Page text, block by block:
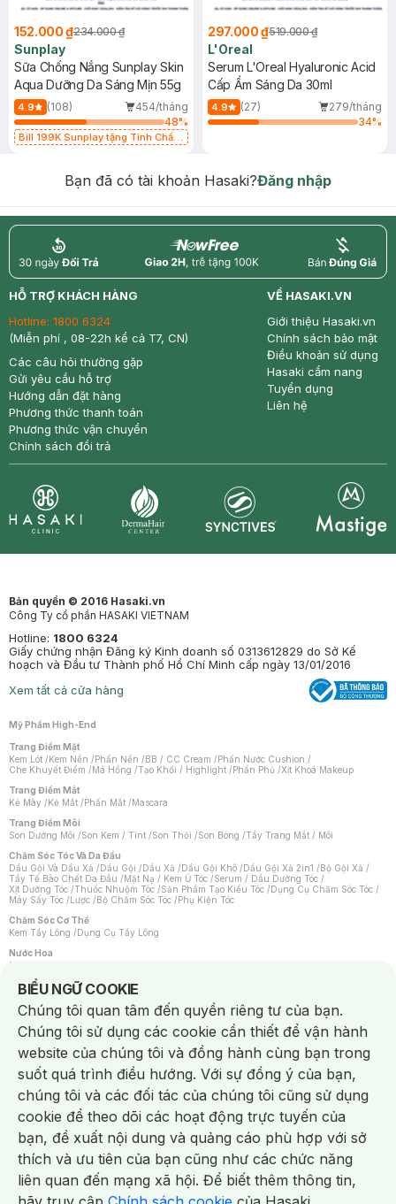
152.000 ₫234.000 ₫
Sunplay
Sữa Chống Nắng Sunplay Skin
Aqua Dưỡng Da Sáng Mịn 55g
4.9 (108)
454/tháng
48%
Bill 199K Sunplay tặng Tinh Chất
297.000 ₫519.000 ₫
L'Oreal
Serum L'Oreal Hyaluronic Acid
Cấp Ẩm Sáng Da 30ml
4.9 (27)
279/tháng
34%
NowFree 2H Giao Nhanh Miễn Phí 2H Xem chi tiết
Bạn đã có tài khoản Hasaki?Đăng nhập
return nowfree price
HỖ TRỢ KHÁCH HÀNG
Hotline: 1800 6324
(Miễn phí , 08-22h kể cả T7, CN)
Các câu hỏi thường gặp
Gửi yêu cầu hỗ trợ
Hướng dẫn đặt hàng
Phương thức thanh toán
Phương thức vận chuyển
Chính sách đổi trả
VỀ HASAKI.VN
Giới thiệu Hasaki.vn
Chính sách bảo mật
Điều khoản sử dụng
Hasaki cẩm nang
Tuyển dụng
Liên hệ
Bản quyền © 2016 Hasaki.vn
Công Ty cổ phần HASAKI VIETNAM
Hotline: 1800 6324
Giấy chứng nhận Đăng ký Kinh doanh số 0313612829 do Sở Kế
hoạch và Đầu tư Thành phố Hồ Chí Minh cấp ngày 13/01/2016
Xem tất cả cửa hàng
Mỹ Phẩm High-End
Trang Điểm Mặt
Kem Lót /Kem Nền /Phấn Nền /BB / CC Cream /Phấn Nước Cushion /
Che Khuyết Điểm /Má Hồng /Tạo Khối / Highlight /Phấn Phủ /Xịt Khoá Makeup
Trang Điểm Mắt
Kẻ Mày /Kẻ Mắt /Phấn Mắt /Mascara
Trang Điểm Môi
Son Dưỡng Môi /Son Kem / Tint /Son Thỏi /Son Bóng /Tẩy Trang Mắt / Môi
Chăm Sóc Tóc Và Da Đầu
Dầu Gội Và Dầu Xả /Dầu Gội /Dầu Xả /Dầu Gội Khô /Dầu Gội Xả 2in1 /Bộ Gội Xả /
Tẩy Tế Bào Chết Da Đầu /Mặt Nạ / Kem Ủ Tóc /Serum / Dầu Dưỡng Tóc /
Xịt Dưỡng Tóc /Thuốc Nhuộm Tóc /Sản Phẩm Tạo Kiểu Tóc /Dụng Cụ Chăm Sóc Tóc /
Máy Sấy Tóc /Lược /Bộ Chăm Sóc Tóc /Phụ Kiện Tóc
Chăm Sóc Cơ Thể
Kem Tẩy Lông /Dụng Cụ Tẩy Lông
Nước Hoa
Nước Hoa Nữ
Chăm Sóc Cá Nhân
Chống Muỗi /Khẩu Trang /Máy Massage/Mặt Nạ Xông Hơi /Nước Rửa Tay/
Sản Phẩm Chăm Sóc Khác /Bàn Chải Đánh Răng /Bàn Chải Điện/
Hỗ Trợ Trắng Răng/Kem Đánh Răng /Máy Tăm Nước/ Nước Súc Miệng/
Tăm / Chỉ Nha Khoa/ Xịt Thơm Miệng / Dung Dịch Vệ Sinh/Dưỡng Vùng Kín/
Khăn Ướt Vệ Sinh Vùng Kín/Băng Vệ Sinh/Tampon/Bọt Cạo Râu /Dao Cạo Râu/
Máy Cạo Râu
Vấn Đề Về Da
Da Dầu / Lỗ Chân Lông To/ Da Khô / Mất Nước/ Da Lão Hóa/ Da Mụn/
Da Nhạy Cảm / Kích Ứng
Da Xỉn Màu Thâm / Nám / Tàn Nhang
Quầng Thâm & Bọng Mắt /Sẹo /Viêm Da Cơ Địa
Dụng Cụ / Phụ Kiện Chăm Sóc Da
Bông Tẩy Trang
Khăn Lau Mặt Khô Dụng Cụ / Máy Rửa Mặt Máy Chăm Sóc Da
Dụng Cụ Chăm Sóc Khác
BIỂU NGỮ COOKIE
Notice about cookies usage
Chúng tôi quan tâm đến quyền riêng tư của bạn.
Chúng tôi sử dụng các cookie cần thiết để vận hành
website của chúng tôi và đồng hành cùng bạn trong
suốt quá trình điều hướng. Với sự đồng ý của bạn,
chúng tôi và các đối tác của chúng tôi cũng sử dụng
cookie để theo dõi các hoạt động trực tuyến của
bạn, đề xuất nội dung và quảng cáo phù hợp với sở
thích và ưu tiên của bạn cũng như các chức năng
liên quan đến mạng xã hội. Để biết thêm thông tin,